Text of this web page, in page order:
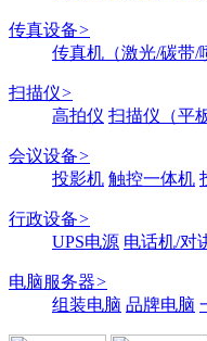
传真设备>
传真机（激光/碳带/
扫描仪>
高拍仪 扫描仪（平
会议设备>
投影机 触控一体机
行政设备>
UPS电源 电话机/对
电脑服务器>
组装电脑 品牌电脑